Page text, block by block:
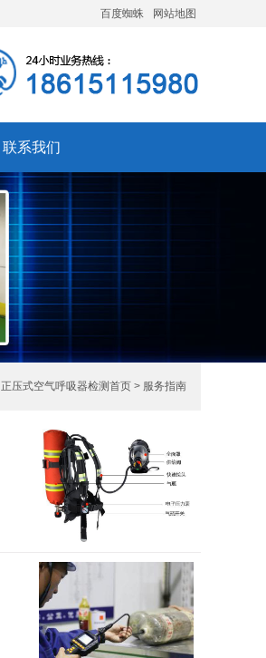
网站地图
百度蜘蛛
联系我们
正压式空气呼吸器检测首页 > 服务指南